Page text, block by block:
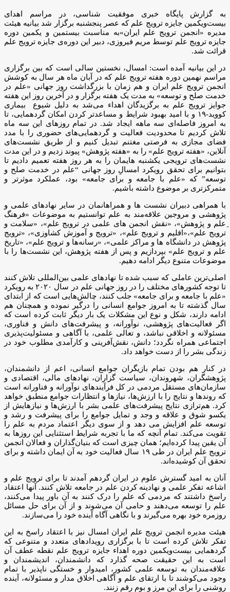
به گزارش پایگاه خبری موفقیت شناسی، در مراسم اهدای
بیست‌ویکمین جایزه ترویج علم که عصر پنجشنبه برگزار شد بیانیه هیئت
مدیره «انجمن ترویج علم ایران»به مناسبت بیستمین و یکمین دوره
جایزه ترویج علم توسط مریم فیروزی، دبیر این دوره‌ی جایزه ترویج علم
قرائت شد.
در این بیانیه آمده است: امسال، نخستین سالی است که بین برگزاری
مراسم نهمین دوره هفته ترویج علم که در آبان ماه هر سال به کوشش
انجمن ترویج علم ایران و هم زمان با بزرگداشت روز جهانی «علم در
خدمت صلح و توسعه» به مدت یک هفته برگزار و در آخرین روز این هفته
جوایز ترویج علم به برگزیدگان‌ اهداء می‌شد به دلیل شیوع بیماری
کووید-۱۹ و با امید بهبود شرایط و مساعدتر کردن امکان گردهمایی، تا
به امروز فاصله‌ای سه ماهه ایجاد شد. در تمام روزهای این سه ماه
تلاش کردیم تا محدودیت فعالیت و گردهمایی‌های حضوری را با مدد
فضای مجازی به فرصتی مغتنم تبدیل کنیم و از طریق نشست‌های
آنلاین، «هفته ترویج علم» را به «هفته پژوهش» پیوند زدیم و در این مدت
نشست‌های ترویجی یکشنبه هایمان را به هر روز هفته تعمیم دادیم تا
بتوانیم برای تحقق رویکرد امسالِ روز جهانی “علم در خدمت صلح و
توسعه” که «علم با جامعه و برای جامعه» بود، عملکرد موثرتر و
متمرکزتری بر موضوع داشته باشیم.
با همراهی دبیران نشست ها و همراهانمان در سایر نهادهای علمی و
پژوهشی و مروجین علاقه‌مند به علم توانستیم به موضوعات «فرهنگ
ِعلم و پژوهش»، «نقش انجمن های علمی در ترویج علم»، «سلامت و
ترویج علم»،«اقلیم و ترویج علم»، «ترویج و آموزش کشاوزی»، «ترویج
پژوهش در دانشگاه ها و مراکز علمی»، «رسانه‌ها و ترویج علم»، «تاریخ
علم و ترویج علم» بپردازیم و پس از هفته پژوهش، این نشست‌ها را با
موضوعات متنوع دیگر ادامه دهیم.
اصلی‌ترین عاملی که سبب شده تا نهادهای علمی بین‌المللی تلاش کنند
تا توجه کشورهای مختلف را در روز جهانی علم در سال ۲۰۲۰ ‌به رویکرد
«علم با جامعه و برای جامعه» جلب کنند، چالش‌هایی است که از ابتدای
سال گذشته تا به امروز جوامع انسانی را درگیر نموده و همچنان هم
ادامه دارند، شکل و نوع این مشکلات یک بار دیگر ثابت کرده است که
اگر فعالیت‌های پژوهشی، نوآورانه، و پیشرفت‌های دانش و فناوری،
مسئولانه و اخلاقی نباشد، و تعالی علمی، با آگاهی و مسئولیت‌پذیری
اجتماعی همراه نگردد؛ دانش، نقش‌آفرینی و کارآمدی مطلوب خود در
زندگی بشر را از دست خواهد داد.
در کنار هم بودن تمام بازیگران جوامع انسانی، اعم از دانشمندان،
پژوهشگران، شهروندان، سیاست گزاران، نهادهای مالی، اقتصادی و
سازمان‌های مستقل مردمی در کل فرآیندهای نوآورانه و فناورانه است
که روندها و نتایج را با ارزش‌ها، نیازها و انتظارات جوامع منطبق خواهد
کرد. هم‌ترازی نتایج پیشرفت‌های علمی بشر با ارزش‌ها و نیازهایش از
یکسو شوق و علاقه و وجد و تمایل جوامع را برای پیشرفت و رشد و
توسعه علم افزایش می دهد و از سوی دیگر اعتماد مردم به علم را
تقویت می‌کند. تمام آنچه که ما با تجربه شرایط استثنایی این روزها به
آن یقین پیدا کرده‌ایم؛ همان چیزی است که بنیان‌گذاران و فعالان انجمن
ترویج علم ایران در طی ۱۹ سال فعالیت خود به آن ایمان داشته و برای
تحقق آن کوشیده‌اند.
آنان به امید گسترش علوم در ایران گردهم آمدند تا برای ترویج علم و
اشاعه تفکر علمی و نهادینه کردن علم در جامعه تلاش کنند. آنها اعتقاد
راسخ داشتند که مردمی که علم را درک کنند به آن باور پیدا می‌کنند،
علم را توسعه می‌دهند و حامی آن می‌شوند و از آن برای حل مسائل
روزمره خود بهره می‌گیرند و با نگاهی آگاه آینده خود را می‌سازند.
هیئت مدیره انجمن ترویج علم ایران امسال نیز با اعتقاد راسخ به این
تفکر تلاش کرده است تا با برگزاری رویدادهای متعدد و متنوعی که
گردهمایی بیست‌ویکمین دوره اهداء جایزه ترویج علم نقطه عطف آن
است به این حقیقت صحه گذارد که دانشمندان، اندیشمندان و
علاقه‌مندان به توسعه علمی کشور، امیدوار و خستگی ناپذیر با تمام
وجود می‌کوشند تا با ارتقای علم و آگاهی اخلاق مدار و مسئولانه، آینده
روشنی را برای این مرز و بوم رقم زنند.